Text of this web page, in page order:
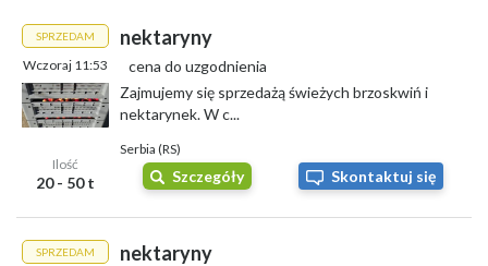
SPRZEDAM
Wczoraj 11:53
Ilość
20 - 50 t
nektaryny
cena do uzgodnienia
Zajmujemy się sprzedażą świeżych brzoskwiń i
nektarynek. W c...
Serbia (RS)
Szczegóły Skontaktuj się
SPRZEDAM nektaryny